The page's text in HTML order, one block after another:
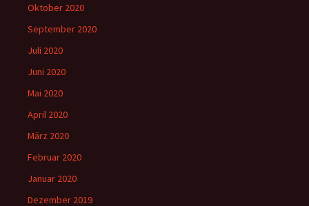
Oktober 2020
September 2020
Juli 2020
Juni 2020
Mai 2020
April 2020
März 2020
Februar 2020
Januar 2020
Dezember 2019